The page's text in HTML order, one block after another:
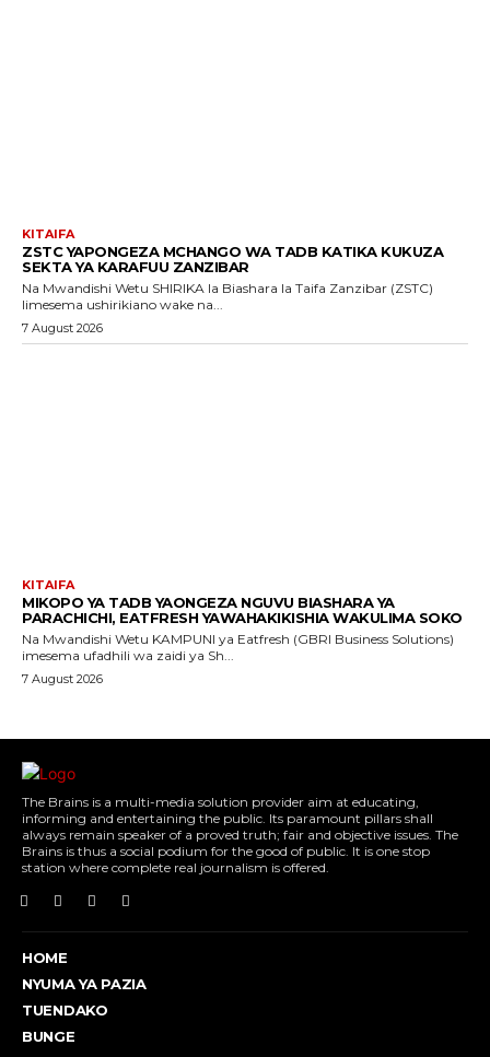
KITAIFA
ZSTC YAPONGEZA MCHANGO WA TADB KATIKA KUKUZA
SEKTA YA KARAFUU ZANZIBAR
Na Mwandishi Wetu SHIRIKA la Biashara la Taifa Zanzibar (ZSTC)
limesema ushirikiano wake na...
7 August 2026
KITAIFA
MIKOPO YA TADB YAONGEZA NGUVU BIASHARA YA
PARACHICHI, EATFRESH YAWAHAKIKISHIA WAKULIMA SOKO
Na Mwandishi Wetu KAMPUNI ya Eatfresh (GBRI Business Solutions)
imesema ufadhili wa zaidi ya Sh...
7 August 2026
The Brains is a multi-media solution provider aim at educating,
informing and entertaining the public. Its paramount pillars shall
always remain speaker of a proved truth; fair and objective issues. The
Brains is thus a social podium for the good of public. It is one stop
station where complete real journalism is offered.
HOME
NYUMA YA PAZIA
TUENDAKO
BUNGE